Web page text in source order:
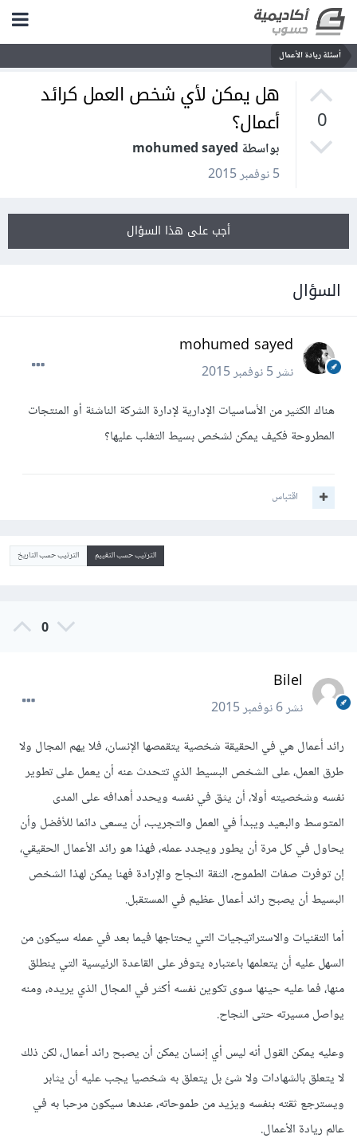
أسئلة ريادة الأعمال
0
هل يمكن لأي شخص العمل كرائد
أعمال؟
بواسطة mohumed sayed
5 نوفمبر 2015
أجب على هذا السؤال
السؤال
mohumed sayed
نشر5 نوفمبر 2015
هناك الكثير من الأساسيات الإدارية لإدارة الشركة الناشئة أو المنتجات
المطروحة فكيف يمكن لشخص بسيط التغلب عليها؟
اقتباس
الترتيب حسب التقييم الترتيب حسب التاريخ
0
Bilel
نشر6 نوفمبر 2015
رائد أعمال هي في الحقيقة شخصية يتقمصها الإنسان، فلا يهم المجال ولا
طرق العمل، على الشخص البسيط الذي تتحدث عنه أن يعمل على تطوير
نفسه وشخصيته أولا، أن يثق في نفسه ويحدد أهدافه على المدى
المتوسط والبعيد ويبدأ في العمل والتجريب، أن يسعى دائما للأفضل وأن
يحاول في كل مرة أن يطور ويجدد عمله، فهذا هو رائد الأعمال الحقيقي،
إن توفرت صفات الطموح، الثقة النجاح والإرادة فهنا يمكن لهذا الشخص
البسيط أن يصبح رائد أعمال عظيم في المستقبل.
أما التقنيات والاستراتيجيات التي يحتاجها فيما بعد في عمله سيكون من
السهل عليه أن يتعلمها باعتباره يتوفر على القاعدة الرئيسية التي ينطلق
منها، فما عليه حينها سوى تكوين نفسه أكثر في المجال الذي يريده، ومنه
يواصل مسيرته حتى النجاح.
وعليه يمكن القول أنه ليس أي إنسان يمكن أن يصبح رائد أعمال، لكن ذلك
لا يتعلق بالشهادات ولا شئ بل يتعلق به شخصيا يجب عليه أن يثابر
ويسترجع ثقته بنفسه ويزيد من طموحاته، عندها سيكون مرحبا به في
عالم ريادة الأعمال.